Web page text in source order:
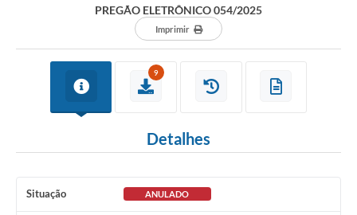
Transparência
Internet Gratuita
Contato
FAQ / Perguntas e Respostas Frequentes
PREGÃO ELETRÔNICO 054/2025
Imprimir
9
Detalhes
Situação ANULADO